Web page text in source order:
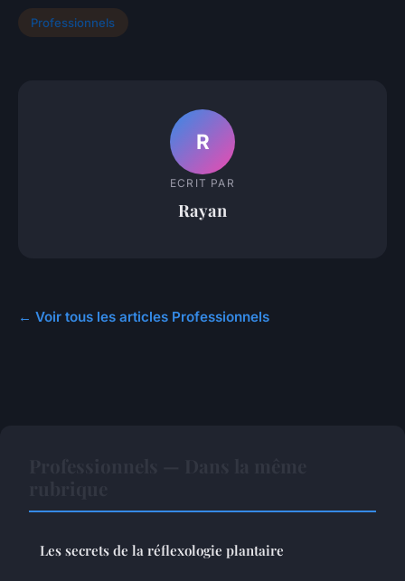
Professionnels
R
ECRIT PAR
Rayan
← Voir tous les articles Professionnels
Les secrets de la réflexologie plantaire